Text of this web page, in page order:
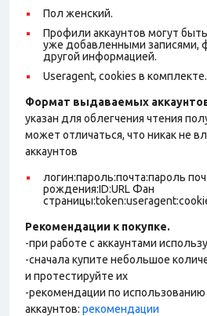
Пол женский.
Профили аккаунтов могут быть
уже добавленными записями,
другой информацией.
Useragent, cookies в комплекте.
Формат выдаваемых
указан для облегчения чтения
может отличаться, что никак не
аккаунтов
логин:пароль:почта:пароль
рождения:ID:URL Фан
Рекомендации к покупке.
-при работе с аккаунтами
-сначала купите небольшое
и протестируйте их
-рекомендации по использованию
аккаунтов: рекомендации